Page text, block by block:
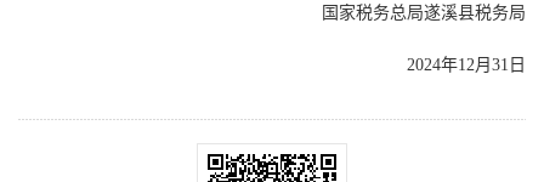
国家税务总局遂溪县税务局
2024年12月31日